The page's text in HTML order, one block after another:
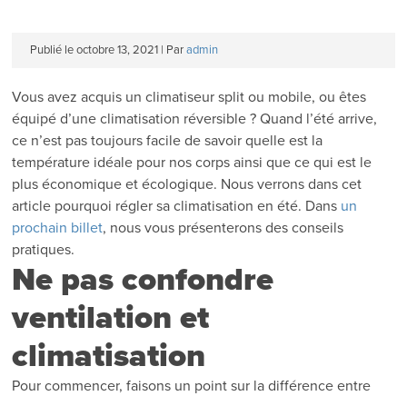
Publié le octobre 13, 2021 | Par admin
Vous avez acquis un climatiseur split ou mobile, ou êtes
équipé d’une climatisation réversible ? Quand l’été arrive,
ce n’est pas toujours facile de savoir quelle est la
température idéale pour nos corps ainsi que ce qui est le
plus économique et écologique. Nous verrons dans cet
article pourquoi régler sa climatisation en été. Dans un
prochain billet, nous vous présenterons des conseils
pratiques.
Ne pas confondre
ventilation et
climatisation
Pour commencer, faisons un point sur la différence entre